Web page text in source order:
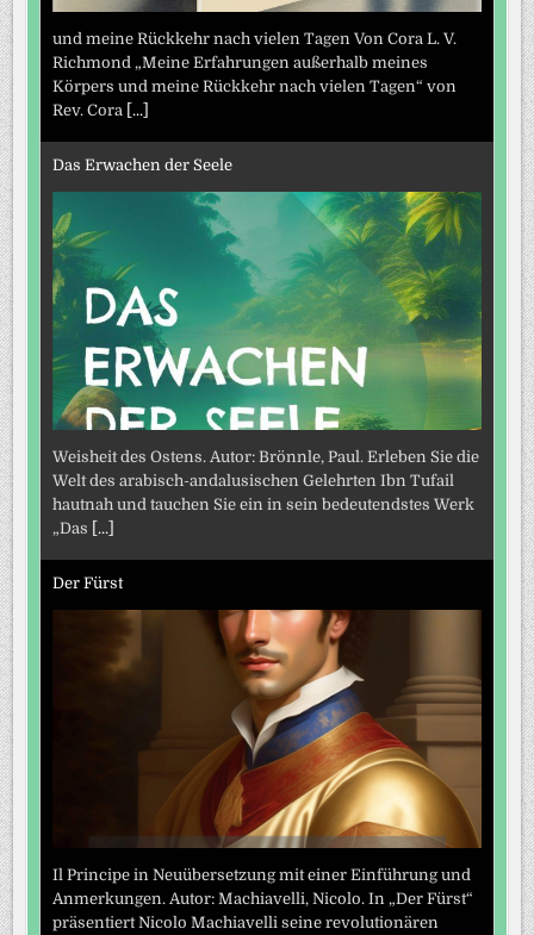
und meine Rückkehr nach vielen Tagen Von Cora L. V.
Richmond „Meine Erfahrungen außerhalb meines
Körpers und meine Rückkehr nach vielen Tagen“ von
Rev. Cora
[...]
Das Erwachen der Seele
Weisheit des Ostens. Autor: Brönnle, Paul. Erleben Sie die
Welt des arabisch-andalusischen Gelehrten Ibn Tufail
hautnah und tauchen Sie ein in sein bedeutendstes Werk
„Das
[...]
Der Fürst
Il Principe in Neuübersetzung mit einer Einführung und
Anmerkungen. Autor: Machiavelli, Nicolo. In „Der Fürst“
präsentiert Nicolo Machiavelli seine revolutionären